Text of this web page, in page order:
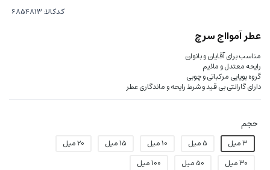
کدکالا:
عطر آموااج سرچ
مناسب برای آقایان و بانوان
رایحه معتدل و ملایم
گروه بویایی مرکباتی و چوبی
دارای گارانتی بی قید و شرط رایحه و ماندگاری عطر
حجم
3 میل 5 میل 10 میل 15 میل
20 میل
30 میل
50 میل 100 میل